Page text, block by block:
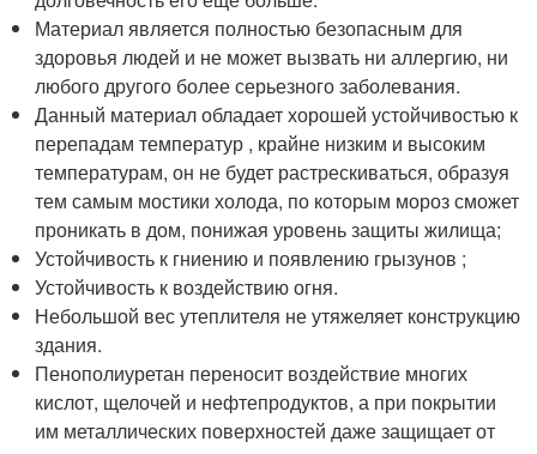
Материал является полностью безопасным для
здоровья людей и не может вызвать ни аллергию, ни
любого другого более серьезного заболевания.
Данный материал обладает хорошей устойчивостью к
перепадам температур , крайне низким и высоким
температурам, он не будет растрескиваться, образуя
тем самым мостики холода, по которым мороз сможет
проникать в дом, понижая уровень защиты жилища;
Устойчивость к гниению и появлению грызунов ;
Устойчивость к воздействию огня.
Небольшой вес утеплителя не утяжеляет конструкцию
здания.
Пенополиуретан переносит воздействие многих
кислот, щелочей и нефтепродуктов, а при покрытии
им металлических поверхностей даже защищает от